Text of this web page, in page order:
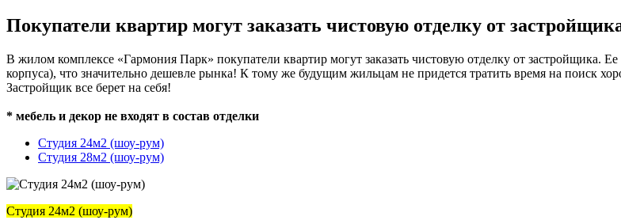
Покупатели квартир могут заказать чистовую отделку от
В жилом комплексе «Гармония Парк» покупатели квартир могут заказать чистовую отделку от застройщика.
корпуса), что значительно дешевле рынка! К тому же будущим жильцам не придется тратить время на поиск
Застройщик все берет на себя!
* мебель и декор не входят в состав отделки
Студия 24м2 (шоу-рум)
Студия 28м2 (шоу-рум)
Студия 24м2 (шоу-рум)